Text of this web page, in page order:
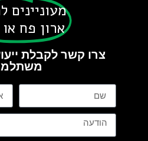
מעוניינים
ארון פח או
צרו קשר לקבלת ייעוץ
משתלמת.